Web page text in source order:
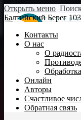
Открыть меню
Балтийский Берег
Контакты
О нас
О
Онлайн
Авторы
Счастливое
Обратная связь